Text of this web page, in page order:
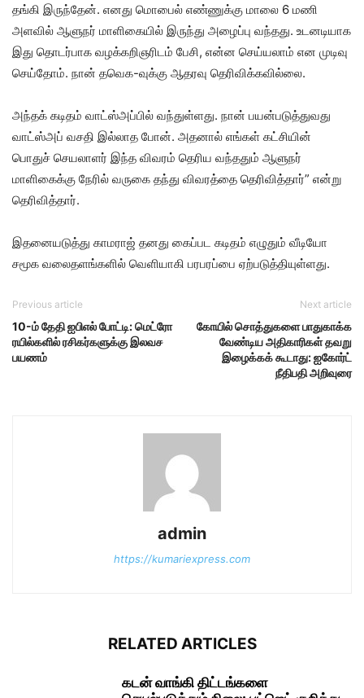
தங்கி இருந்தேன். எனது மொபைல் எண்ணுக்கு மாலை 6 மணி
அளவில் ஆளுநர் மாளிகையில் இருந்து அழைப்பு வந்தது. உடனடியாக
இது தொடர்பாக வழக்கறிஞரிடம் பேசி, என்ன செய்யலாம் என முடிவு
செய்தோம். நான் தவெக-வுக்கு ஆதரவு தெரிவிக்கவில்லை.
அந்தக் கடிதம் வாட்ஸ்அப்பில் வந்துள்ளது. நான் பயன்படுத்துவது
வாட்ஸ்அப் வசதி இல்லாத போன். அதனால் எங்கள் கட்சியின்
பொதுச் செயலாளர் இந்த விவரம் தெரிய வந்ததும் ஆளுநர்
மாளிகைக்கு நேரில் வருகை தந்து விவரத்தை தெரிவித்தார்” என்று
தெரிவித்தார்.
இதனையடுத்து காமராஜ் தனது கைப்பட கடிதம் எழுதும் வீடியோ
சமூக வலைதளங்களில் வெளியாகி பரபரப்பை ஏற்படுத்தியுள்ளது.
Previous article
10-ம் தேதி ஐபிஎல் போட்டி: மெட்ரோ
ரயில்களில் ரசிகர்களுக்கு இலவச
பயணம்
Next article
கோயில் சொத்துகளை பாதுகாக்க
வேண்டிய அதிகாரிகள் தவறு
இழைக்கக் கூடாது: ஐகோர்ட்
நீதிபதி அறிவுரை
admin
https://kumariexpress.com
RELATED ARTICLES
கடன் வாங்கி திட்டங்களை